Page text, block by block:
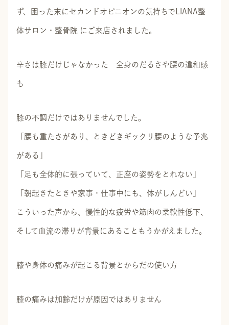
ず、困った末にセカンドオピニオンの気持ちでLIANA整
体サロン・整骨院 にご来店されました。
辛さは膝だけじゃなかった 全身のだるさや腰の違和感
も
膝の不調だけではありませんでした。
「腰も重たさがあり、ときどきギックリ腰のような予兆
がある」
「足も全体的に張っていて、正座の姿勢をとれない」
「朝起きたときや家事・仕事中にも、体がしんどい」
こういった声から、慢性的な疲労や筋肉の柔軟性低下、
そして血流の滞りが背景にあることもうかがえました。
膝や身体の痛みが起こる背景とからだの使い方
膝の痛みは加齢だけが原因ではありません